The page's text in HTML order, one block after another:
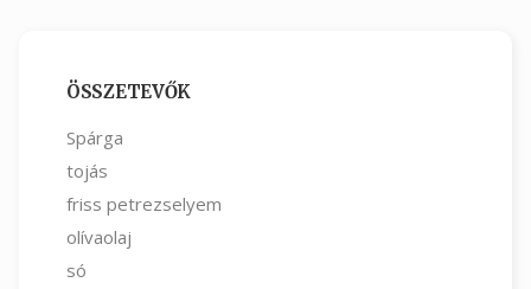
ÖSSZETEVŐK
Spárga
tojás
friss petrezselyem
olívaolaj
só